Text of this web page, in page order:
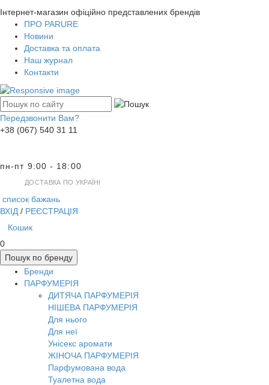
Інтернет-магазин офіційно представлених брендів
ПРО PARURE
Новини
Доставка та оплата
Наш журнал
Контакти
Передзвонити Вам?
+38 (067) 540 31 11
пн-пт 9:00 - 18:00
ДОСТАВКА ПО УКРАЇНІ
список бажань
ВХІД / РЕЄСТРАЦІЯ
Кошик
0
Пошук по бренду
Бренди
ПАРФУМЕРІЯ
ДИТЯЧА ПАРФУМЕРІЯ
НІШЕВА ПАРФУМЕРІЯ
Для нього
Для неї
Унісекс аромати
ЖІНОЧА ПАРФУМЕРІЯ
Парфумована вода
Туалетна вода